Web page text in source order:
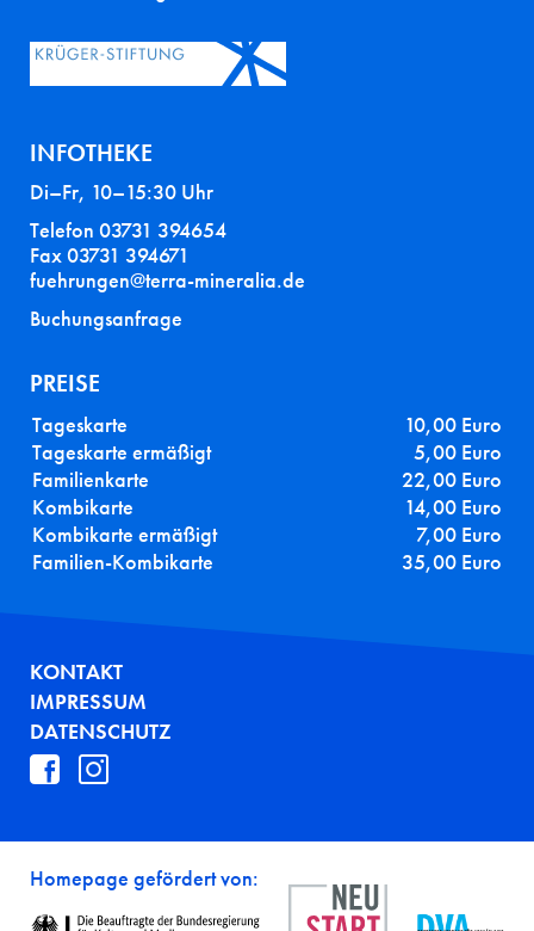
INFOTHEKE
Di–Fr, 10–15:30 Uhr
Telefon 03731 394654
Fax 03731 394671
fuehrungen@terra-mineralia.de
Buchungsanfrage
PREISE
Tageskarte
10,00 Euro
Tageskarte ermäßigt
5,00 Euro
Familienkarte
22,00 Euro
Kombikarte
14,00 Euro
Kombikarte ermäßigt
7,00 Euro
Familien-Kombikarte
35,00 Euro
FUSSZEILE
KONTAKT
IMPRESSUM
DATENSCHUTZ
Homepage gefördert von: